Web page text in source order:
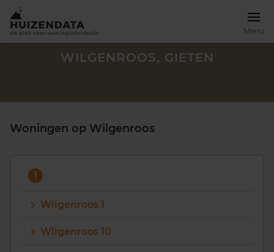
Menu
WILGENROOS, GIETEN
Woningen op Wilgenroos
1
Wilgenroos 1
Wilgenroos 10